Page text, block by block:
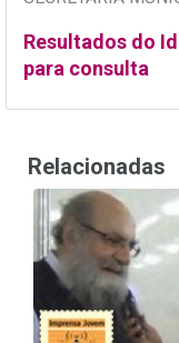
Resultados do
para consulta
Relacionadas